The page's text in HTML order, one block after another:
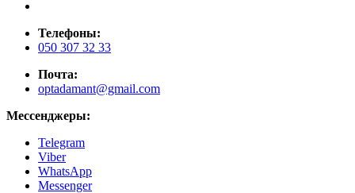
Телефоны:
050 307 32 33
Почта:
optadamant@gmail.com
Мессенджеры:
Telegram
Viber
WhatsApp
Messenger